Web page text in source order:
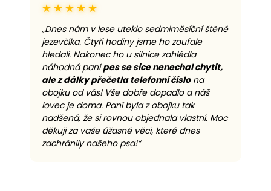
★★★★★
„Dnes nám v lese uteklo sedmiměsíční štěně
jezevčíka. Čtyři hodiny jsme ho zoufale
hledali. Nakonec ho u silnice zahlédla
náhodná panípes se sice nenechal chytit,
ale z dálky přečetla telefonní číslona
obojku od vás! Vše dobře dopadlo a náš
lovec je doma. Paní byla z obojku tak
nadšená, že si rovnou objednala vlastní. Moc
děkuji za vaše úžasné věci, které dnes
zachránily našeho psa!“